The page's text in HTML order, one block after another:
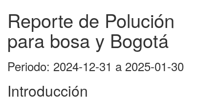
Reporte de Polución
para bosa y Bogotá
Periodo: 2024-12-31 a 2025-01-30
Introducción